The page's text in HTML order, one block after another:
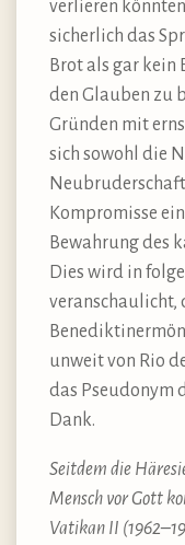
verlieren
sicherlich das
Brot als gar kein
den Glauben zu
Gründen mit
sich sowohl die
Kompromisse
Bewahrung des
Dies wird in
veranschaulicht,
unweit von Rio
das Pseudonym
Dank.
Seitdem die
Mensch vor Gott
Vatikan II